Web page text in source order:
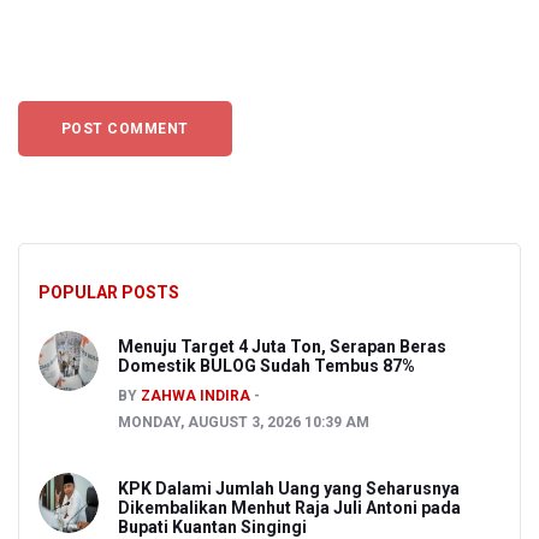
POPULAR POSTS
Menuju Target 4 Juta Ton, Serapan Beras
Domestik BULOG Sudah Tembus 87%
BY ZAHWA INDIRA
MONDAY, AUGUST 3, 2026 10:39 AM
KPK Dalami Jumlah Uang yang Seharusnya
Dikembalikan Menhut Raja Juli Antoni pada
Bupati Kuantan Singingi